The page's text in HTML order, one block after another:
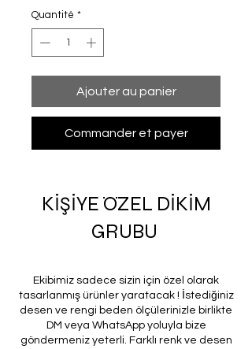
Quantité *
Ajouter au panier
Commander et payer
KİŞİYE ÖZEL DİKİM
GRUBU
Ekibimiz sadece sizin için özel olarak
tasarlanmış ürünler yaratacak ! İstediğiniz
desen ve rengi beden ölçülerinizle birlikte
DM veya WhatsApp yoluyla bize
göndermeniz yeterli. Farklı renk ve desen